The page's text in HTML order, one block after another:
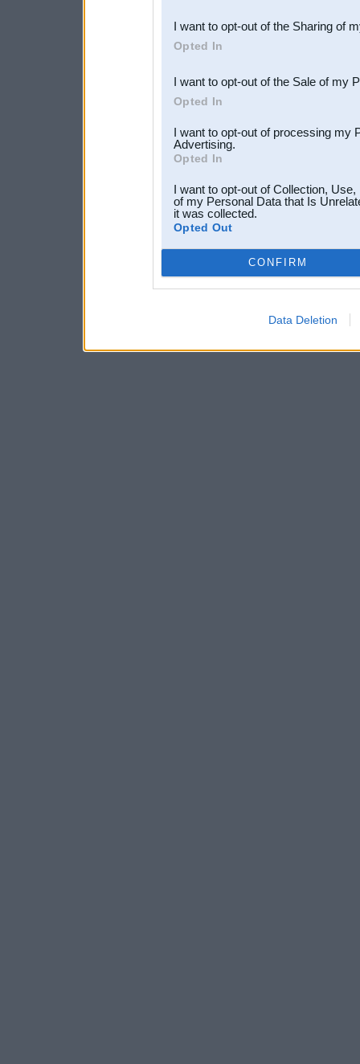
Downstream Participants
third parties.
I want to opt-out of the Sharing of
Opted In
I want to opt-out of the Sale of my
Opted In
I want to opt-out of processing my
Advertising.
Opted In
I want to opt-out of Collection,
of my Personal Data that Is
it was collected.
Opted Out
CONFIRM
Data Deletion